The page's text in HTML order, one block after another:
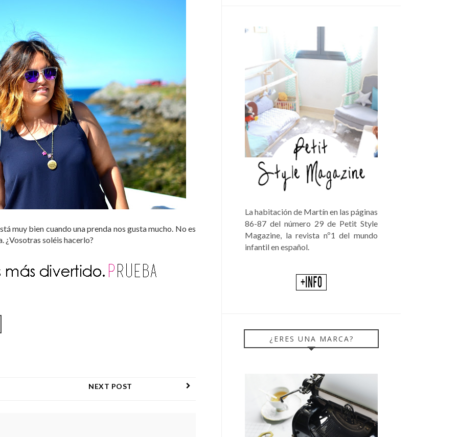
muy bien cuando una prenda nos gusta mucho. No es
¿Vosotras soléis hacerlo?
NEXT POST
La habitación de Martín en las páginas
86-87 del número 29 de Petit Style
Magazine, la revista nº1 del mundo
infantil en español.
¿ERES UNA MARCA?